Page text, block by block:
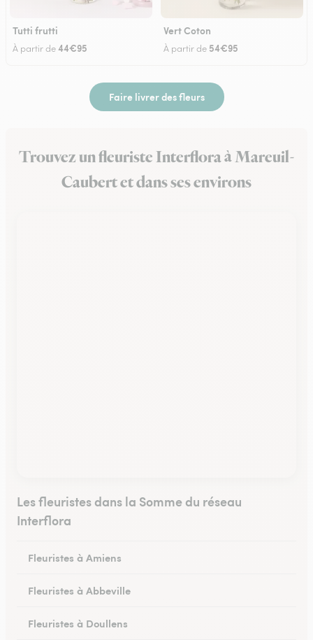
Tutti frutti
À partir de44€95
Vert Coton
À partir de 54€95
Faire livrer des fleurs
Trouvez un fleuriste Interflora à Mareuil-
Caubert et dans ses environs
Les fleuristes dans la Somme du réseau
Interflora
Fleuristes à Amiens
Fleuristes à Abbeville
Fleuristes à Doullens